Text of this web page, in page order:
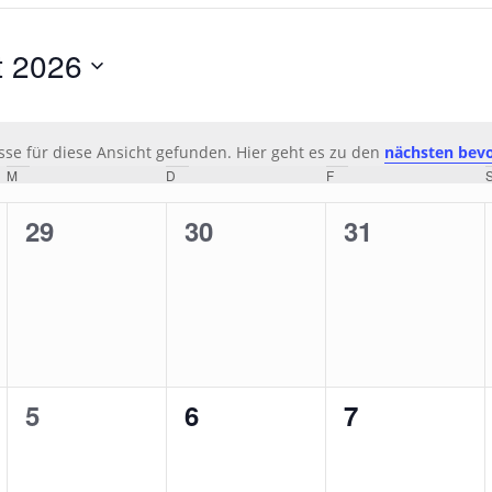
Hinweis
für diese Ansicht gefunden. Hier geht es zu den nächsten
2026
M D F
0
29
0
30
0
31
0
5
0
6
0
7